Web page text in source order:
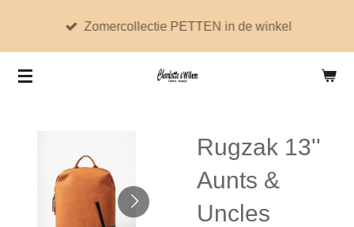
de
Zomercollectie PETTEN in de winkel
Rugzak 13''
Aunts &
Uncles